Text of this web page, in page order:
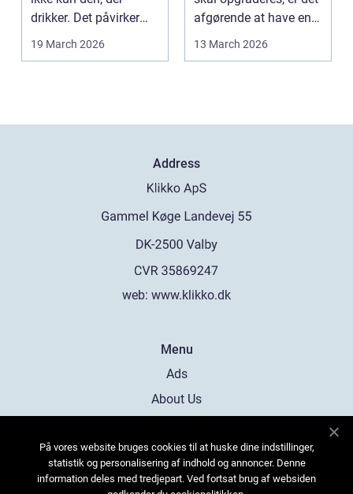
drikker. Det påvirker
også familie, arbej...
19 March 2026
afgørende at have en
pålidel...
13 March 2026
Address
web: www.klikko.dk
Menu
Ads
About Us
Contact
Sitemap
På vores website bruges cookies til at huske dine indstillinger,
statistik og personalisering af indhold og annoncer. Denne
information deles med tredjepart. Ved fortsat brug af websiden